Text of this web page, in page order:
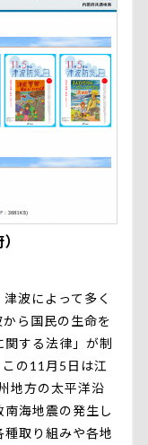
波によって多く
ら国民の生命を
する法律」が制
の11月5日は江
地方の太平洋沿
海地震の発生し
取り組みや各地